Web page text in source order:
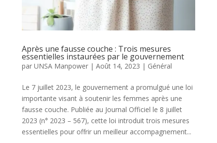
Après une fausse couche : Trois mesures
essentielles instaurées par le gouvernement
par UNSA Manpower| Août 14, 2023 | Général
Le 7 juillet 2023, le gouvernement a promulgué une loi
importante visant à soutenir les femmes après une
fausse couche. Publiée au Journal Officiel le 8 juillet
2023 (n° 2023 – 567), cette loi introduit trois mesures
essentielles pour offrir un meilleur accompagnement...